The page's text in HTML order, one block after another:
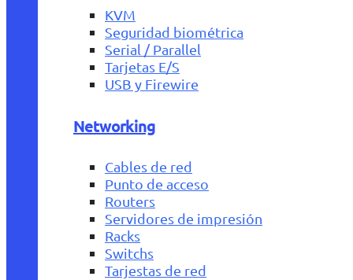
KVM
Seguridad biométrica
Serial / Parallel
Tarjetas E/S
USB y Firewire
Networking
Cables de red
Punto de acceso
Routers
Servidores de impresión
Racks
Switchs
Tarjestas de red